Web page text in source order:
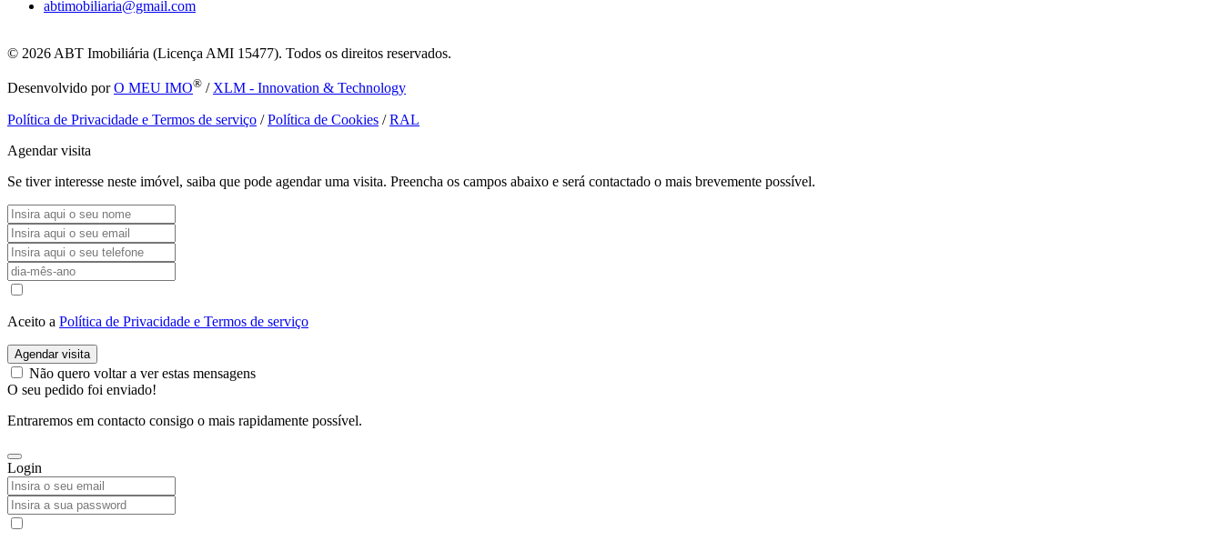
abtimobiliaria@gmail.com
© 2026 ABT Imobiliária (Licença AMI 15477). Todos os direitos reservados.
Desenvolvido porO MEU IMO® /XLM - Innovation & Technology
Política de Privacidade e Termos de serviço /Política de Cookies /RAL
Agendar visita
Se tiver interesse neste imóvel, saiba que pode agendar uma visita. Preencha os campos abaixo e será contactado o mais brevemente possível.
Aceito a Política de Privacidade e Termos de serviço
Agendar visita
Não quero voltar a ver estas mensagens
O seu pedido foi enviado!
Entraremos em contacto consigo o mais rapidamente possível.
Login